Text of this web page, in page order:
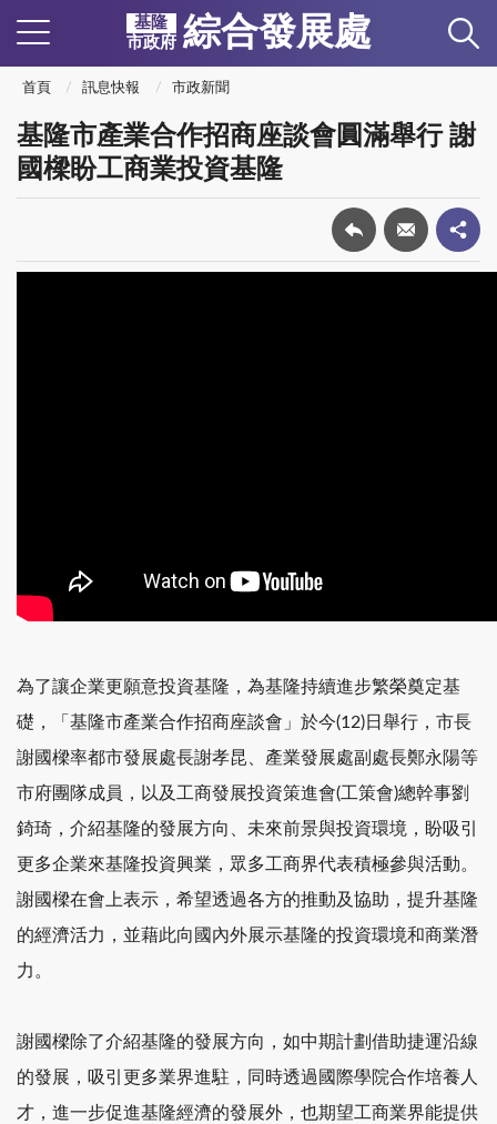
基隆
市政府 綜合發展處
首頁 訊息快報 市政新聞
基隆市產業合作招商座談會圓滿舉行 謝
國樑盼工商業投資基隆
為了讓企業更願意投資基隆，為基隆持續進步繁榮奠定基
礎，「基隆市產業合作招商座談會」於今(12)日舉行，市長
謝國樑率都市發展處長謝孝昆、產業發展處副處長鄭永陽等
市府團隊成員，以及工商發展投資策進會(工策會)總幹事劉
錡琦，介紹基隆的發展方向、未來前景與投資環境，盼吸引
更多企業來基隆投資興業，眾多工商界代表積極參與活動。
謝國樑在會上表示，希望透過各方的推動及協助，提升基隆
的經濟活力，並藉此向國內外展示基隆的投資環境和商業潛
力。
謝國樑除了介紹基隆的發展方向，如中期計劃借助捷運沿線
的發展，吸引更多業界進駐，同時透過國際學院合作培養人
才，進一步促進基隆經濟的發展外，也期望工商業界能提供